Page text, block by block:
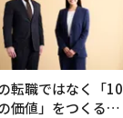
転職ではなく「10
価値」をつくる─